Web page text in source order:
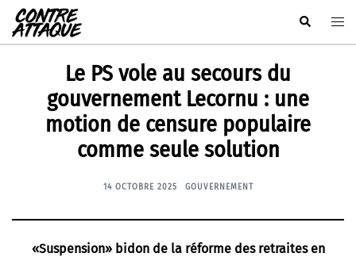
Aller
au
contenu
Rechercher
Le PS vole au secours du
gouvernement Lecornu : une
motion de censure populaire
comme seule solution
14 OCTOBRE 2025 GOUVERNEMENT
«Suspension» bidon de la réforme des retraites en